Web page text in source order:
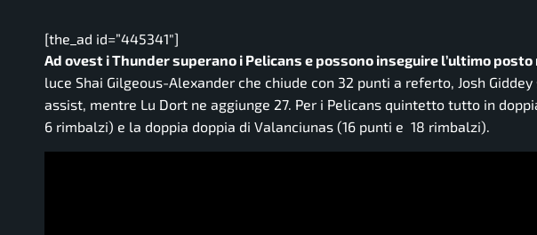
[the_ad id=”445341″]
Ad ovest i Thunder superano i Pelicans e possono inseguire l’ultimo
luce Shai Gilgeous-Alexander che chiude con 32 punti a referto, Josh
assist, mentre Lu Dort ne aggiunge 27. Per i Pelicans quintetto tutto in
6 rimbalzi) e la doppia doppia di Valanciunas (16 punti e 18 rimbalzi).